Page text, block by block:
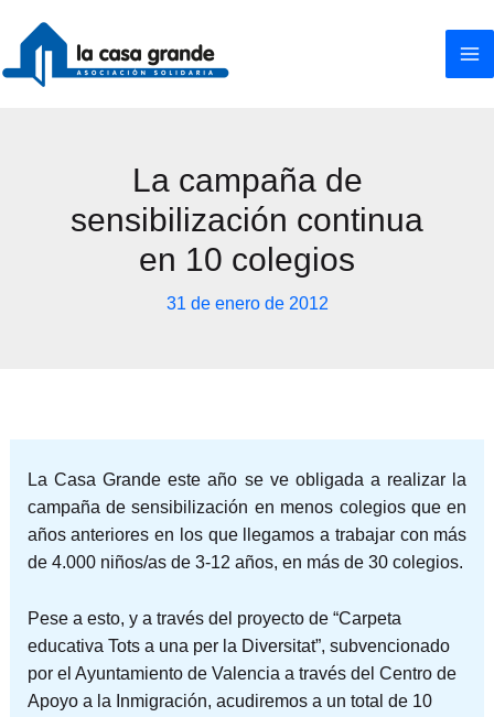
contenido
La campaña de
sensibilización continua
en 10 colegios
31 de enero de 2012
La Casa Grande este año se ve obligada a realizar la
campaña de sensibilización en menos colegios que en
años anteriores en los que llegamos a trabajar con más
de 4.000 niños/as de 3-12 años, en más de 30 colegios.
Pese a esto, y a través del proyecto de “Carpeta
educativa Tots a una per la Diversitat”, subvencionado
por el Ayuntamiento de Valencia a través del Centro de
Apoyo a la Inmigración, acudiremos a un total de 10